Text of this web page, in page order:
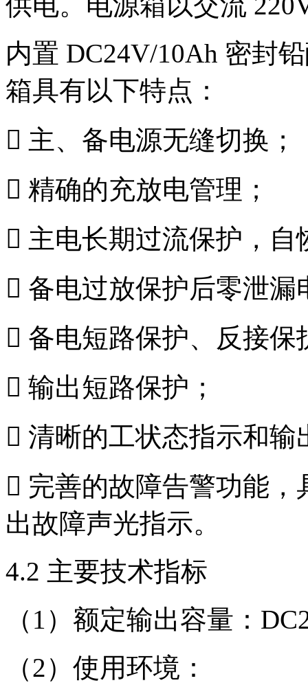
内置 DC24V/10Ah 密封
箱具有以下特点：
 主、备电源无缝切换；
 精确的充放电管理；
 主电长期过流保护，自
 备电过放保护后零泄漏
 备电短路保护、反接保
 输出短路保护；
 清晰的工状态指示和
 完善的故障告警功能
出故障声光指示。
4.2 主要技术指标
（1）额定输出容量：
（2）使用环境：